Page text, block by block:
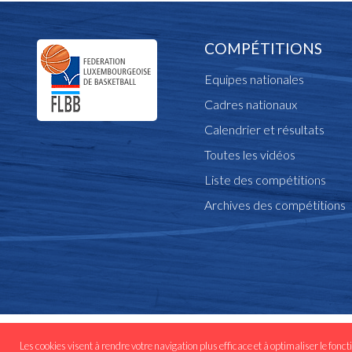
COMPÉTITIONS
Equipes nationales
Cadres nationaux
Calendrier et résultats
Toutes les vidéos
Liste des compétitions
Archives des compétitions
© Copyright flbb.lu -
Les cookies visent à rendre votre navigation plus efficace et à optimaliser le